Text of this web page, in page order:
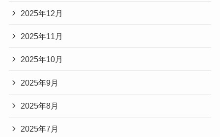
2025年12月
2025年11月
2025年10月
2025年9月
2025年8月
2025年7月